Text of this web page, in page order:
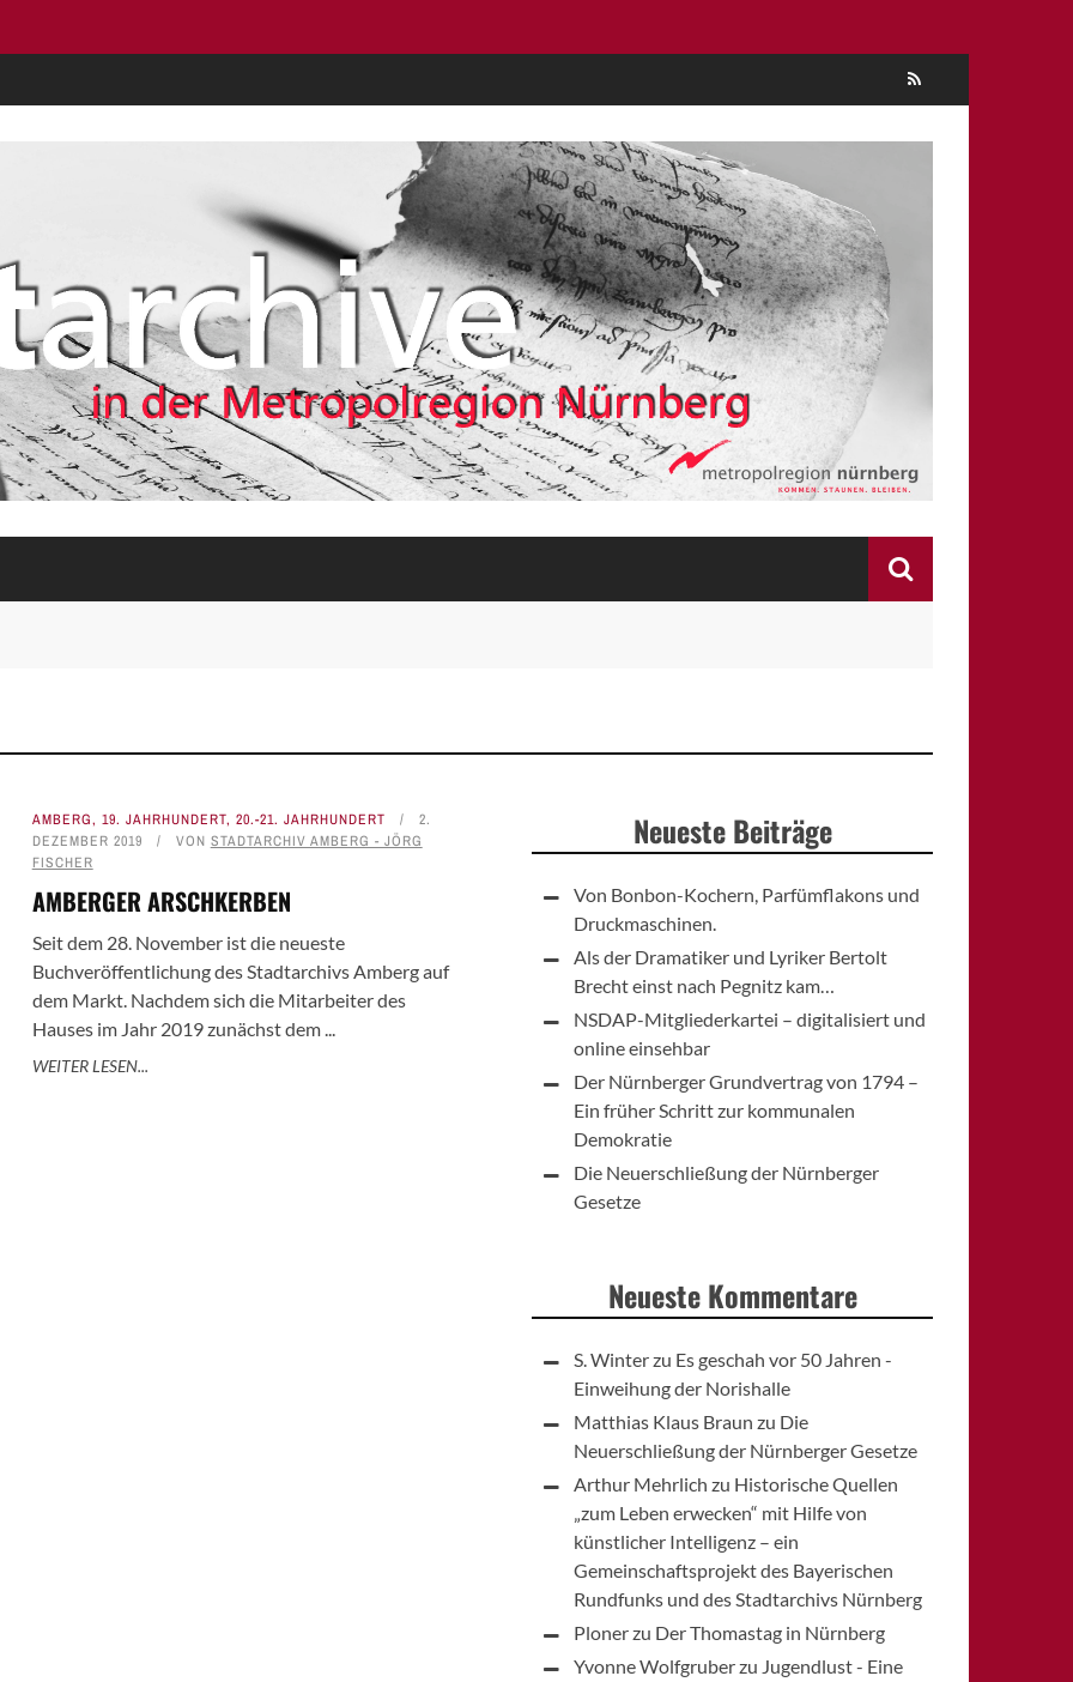
AMBERG, 19. JAHRHUNDERT, 20.-21. JAHRHUNDERT
2.
DEZEMBER 2019
VON STADTARCHIV AMBERG - JÖRG
FISCHER
AMBERGER ARSCHKERBEN
Seit dem 28. November ist die neueste
Buchveröffentlichung des Stadtarchivs Amberg auf
dem Markt. Nachdem sich die Mitarbeiter des
Hauses im Jahr 2019 zunächst dem ...
WEITER LESEN...
Neueste Beiträge
Von Bonbon-Kochern, Parfümflakons und
Druckmaschinen.
Als der Dramatiker und Lyriker Bertolt
Brecht einst nach Pegnitz kam…
NSDAP-Mitgliederkartei – digitalisiert und
online einsehbar
Der Nürnberger Grundvertrag von 1794 –
Ein früher Schritt zur kommunalen
Demokratie
Die Neuerschließung der Nürnberger
Gesetze
Neueste Kommentare
S. Winterzu Es geschah vor 50 Jahren -
Einweihung der Norishalle
Matthias Klaus Braun zu Die
Neuerschließung der Nürnberger Gesetze
Arthur Mehrlich zu Historische Quellen
„zum Leben erwecken“ mit Hilfe von
künstlicher Intelligenz – ein
Gemeinschaftsprojekt des Bayerischen
Rundfunks und des Stadtarchivs Nürnberg
Plonerzu Der Thomastag in Nürnberg
Yvonne Wolfgruberzu Jugendlust - Eine